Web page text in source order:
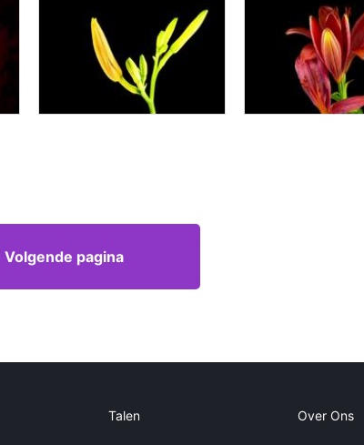
Volgende pagina
Talen Over Ons